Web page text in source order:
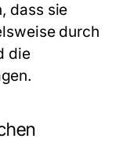
dass sie
durch
die